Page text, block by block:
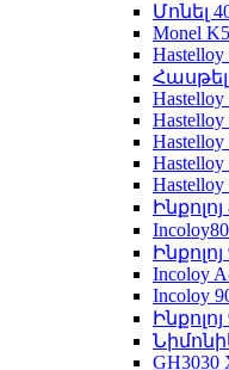
Մոնել
Monel
Hastelloy
Hastelloy
Hastelloy
Hastelloy
Hastelloy
Ինքոլոյ
Ինքոլոյ
Incoloy
Incoloy
Ինքոլոյ
GH3030